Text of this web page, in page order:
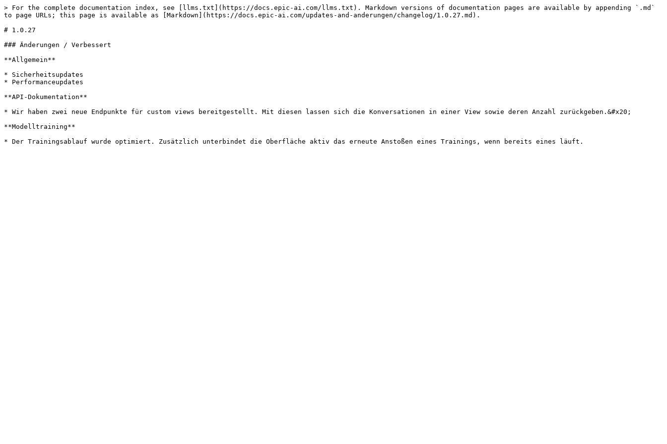
> For the complete documentation index, see [llms.txt](https://docs.epic-ai.com/llms.txt). Markdown versions of documentation pages are available by appending `.md`
to page URLs; this page is available as [Markdown](https://docs.epic-ai.com/updates-and-anderungen/changelog/1.0.27.md).
# 1.0.27
### Änderungen / Verbessert
**Allgemein**
* Sicherheitsupdates
* Performanceupdates
**API-Dokumentation**
* Wir haben zwei neue Endpunkte für custom views bereitgestellt. Mit diesen lassen sich die Konversationen in einer View sowie deren Anzahl zurückgeben.&#x20;
**Modelltraining**